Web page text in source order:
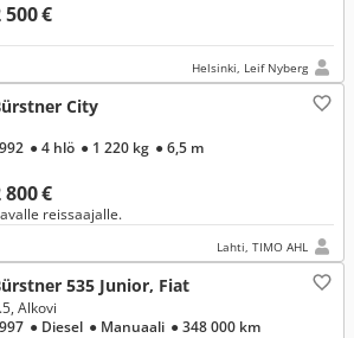
500 €
Helsinki, Leif Nyberg
City
800 €
● 4 hlö ● 1 220 kg ● 6,5 m
reissaajalle.
Lahti, TIMO AHL
535 Junior, Fiat
Alkovi
● Diesel ● Manuaali ● 348 000 km